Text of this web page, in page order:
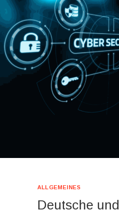
ALLGEMEINES
Deutsche und